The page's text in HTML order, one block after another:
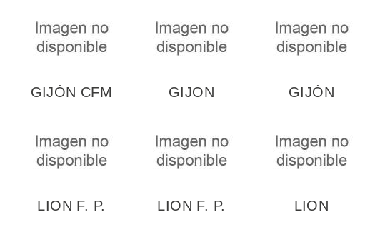
GIJÓN CFM
GIJON
GIJÓN
LION F. P.
LION F. P.
LION